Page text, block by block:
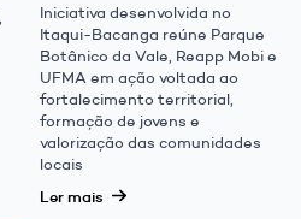
Iniciativa desenvolvida no
Itaqui-Bacanga reúne Parque
Botânico da Vale, Reapp Mobi e
UFMA em ação voltada ao
fortalecimento territorial,
formação de jovens e
valorização das comunidades
locais
Ler mais